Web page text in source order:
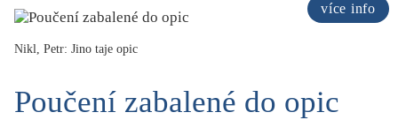
více info
SPISOVATELÉ
KNIHY
Nikl, Petr: Jino taje opic
Poučení zabalené do opic